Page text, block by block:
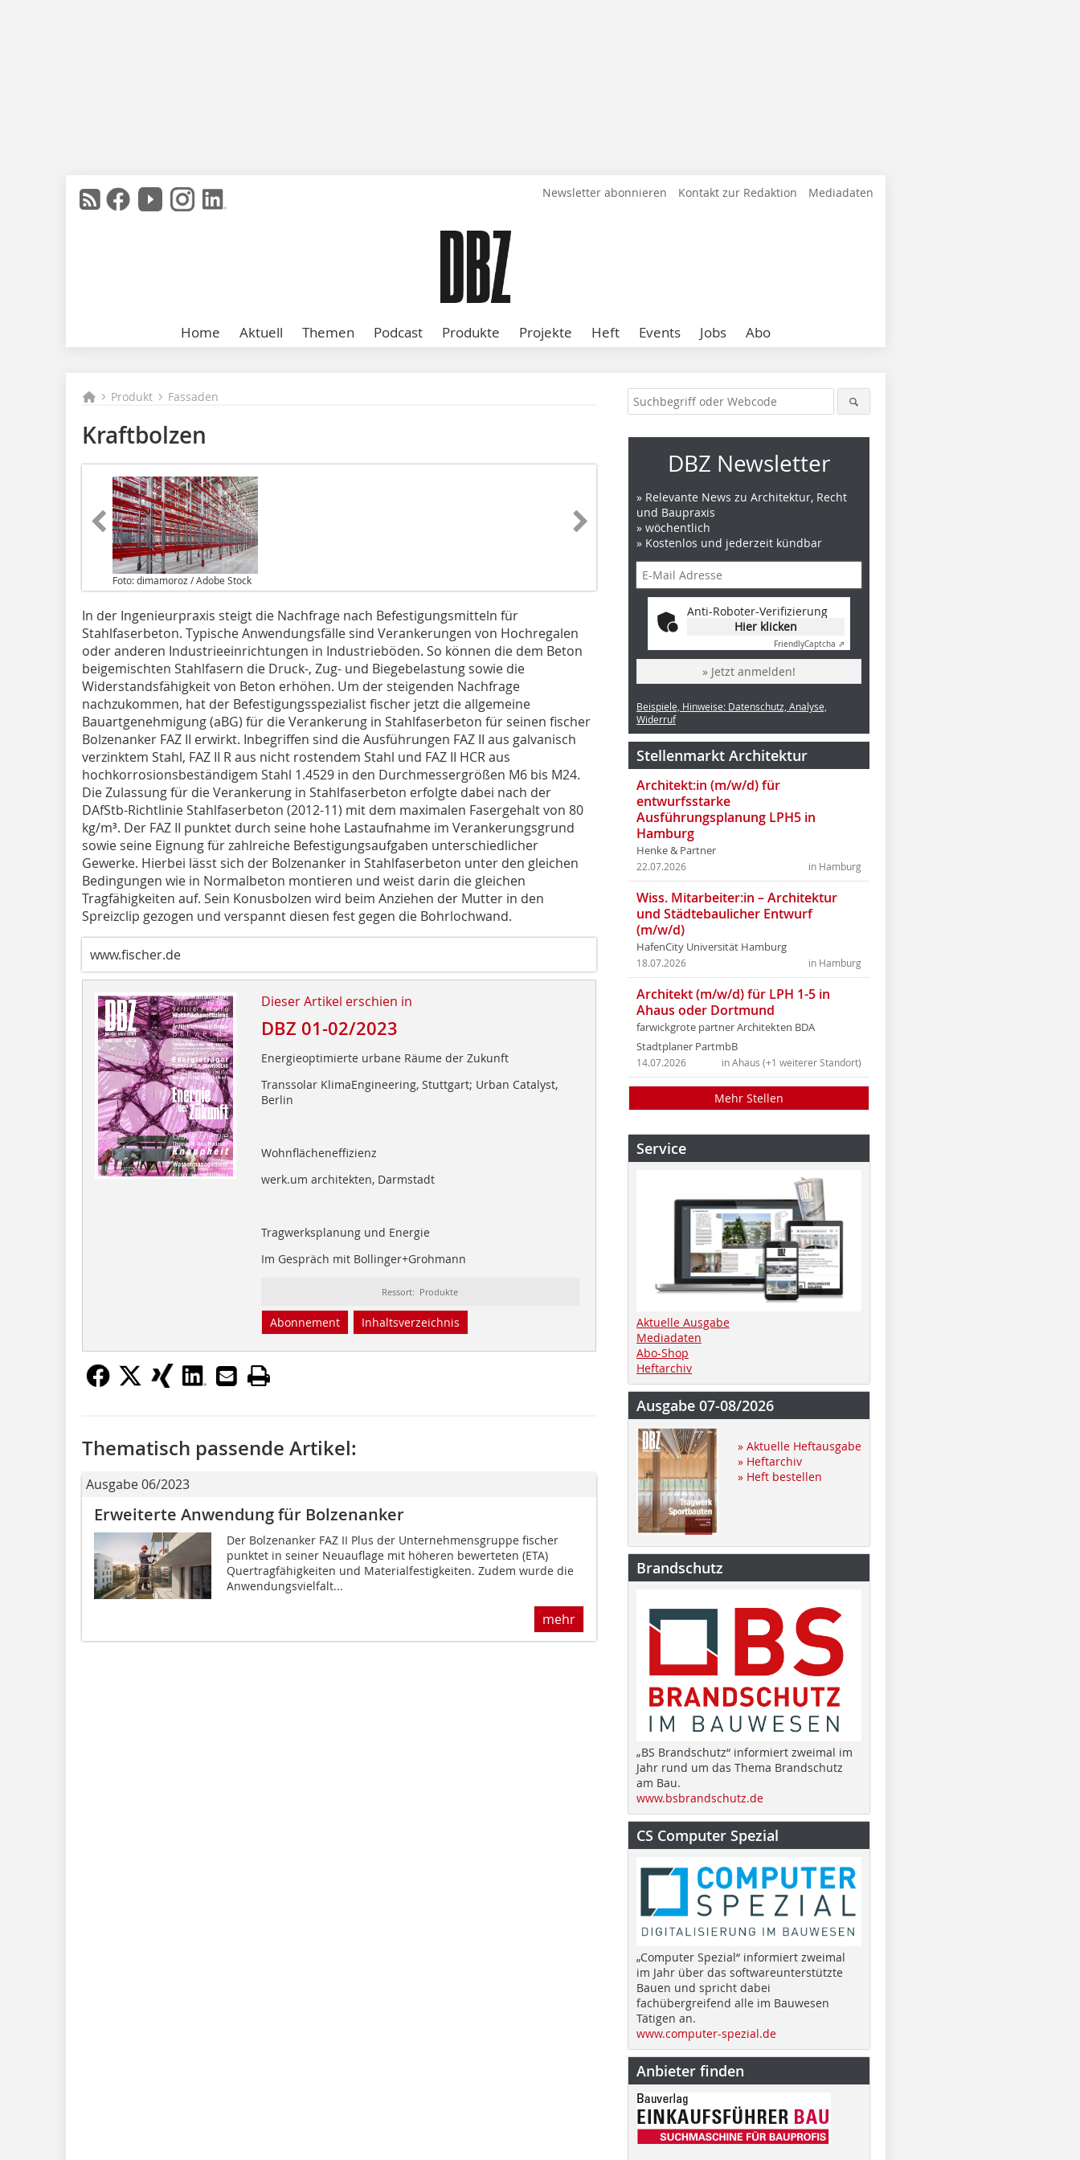
Newsletter abonnieren Kontakt zur Redaktion Mediadaten
Home Aktuell Themen Podcast Produkte Projekte Heft Events Jobs Abo
Produkt Fassaden
Kraftbolzen
Foto: dimamoroz / Adobe Stock
In der Ingenieurpraxis steigt die Nachfrage nach Befestigungsmitteln für
Stahlfaserbeton. Typische Anwendungsfälle sind Verankerungen von Hochregalen
oder anderen Industrieeinrichtungen in Industrieböden. So können die dem Beton
beigemischten Stahlfasern die Druck-, Zug- und Biegebelastung sowie die
Widerstandsfähigkeit von Beton erhöhen. Um der steigenden Nachfrage
nachzukommen, hat der Befestigungsspezialist fischer jetzt die allgemeine
Bauartgenehmigung (aBG) für die Verankerung in Stahlfaserbeton für seinen fischer
Bolzenanker FAZ II erwirkt. Inbegriffen sind die Ausführungen FAZ II aus galvanisch
verzinktem Stahl, FAZ II R aus nicht rostendem Stahl und FAZ II HCR aus
hochkorrosionsbeständigem Stahl 1.4529 in den Durchmessergrößen M6 bis M24.
Die Zulassung für die Verankerung in Stahlfaserbeton erfolgte dabei nach der
DAfStb-Richtlinie Stahlfaserbeton (2012-11) mit dem maximalen Fasergehalt von 80
kg/m³. Der FAZ II punktet durch seine hohe Lastaufnahme im Verankerungsgrund
sowie seine Eignung für zahlreiche Befestigungsaufgaben unterschiedlicher
Gewerke. Hierbei lässt sich der Bolzenanker in Stahlfaserbeton unter den gleichen
Bedingungen wie in Normalbeton montieren und weist darin die gleichen
Tragfähigkeiten auf. Sein Konusbolzen wird beim Anziehen der Mutter in den
Spreizclip gezogen und verspannt diesen fest gegen die Bohrlochwand.
www.fischer.de
Dieser Artikel erschien in
DBZ 01-02/2023
Energieoptimierte urbane Räume der Zukunft
Transsolar KlimaEngineering, Stuttgart; Urban Catalyst,
Berlin
Wohnflächeneffizienz
werk.um architekten, Darmstadt
Tragwerksplanung und Energie
Im Gespräch mit Bollinger+Grohmann
Ressort: Produkte
Abonnement Inhaltsverzeichnis
Thematisch passende Artikel:
Ausgabe 06/2023
Erweiterte Anwendung für Bolzenanker
Der Bolzenanker FAZ II Plus der Unternehmensgruppe fischer
punktet in seiner Neuauflage mit höheren bewerteten (ETA)
Quertragfähigkeiten und Materialfestigkeiten. Zudem wurde die
Anwendungsvielfalt...
mehr
DBZ Newsletter
» Relevante News zu Architektur, Recht
und Baupraxis
» wöchentlich
» Kostenlos und jederzeit kündbar
Anti-Roboter-Verifizierung
Hier klicken
FriendlyCaptcha ⇗
» Jetzt anmelden!
Beispiele, Hinweise: Datenschutz, Analyse,
Widerruf
Stellenmarkt Architektur
Architekt:in (m/w/d) für
entwurfsstarke
Ausführungsplanung LPH5 in
Hamburg
Henke & Partner
in Hamburg
22.07.2026
Wiss. Mitarbeiter:in – Architektur
und Städtebaulicher Entwurf
(m/w/d)
HafenCity Universität Hamburg
in Hamburg
18.07.2026
Architekt (m/w/d) für LPH 1-5 in
Ahaus oder Dortmund
farwickgrote partner Architekten BDA
Stadtplaner PartmbB
in Ahaus (+1 weiterer Standort)
14.07.2026
Mehr Stellen
Service
Aktuelle Ausgabe
Mediadaten
Abo-Shop
Heftarchiv
Ausgabe 07-08/2026
» Aktuelle Heftausgabe
» Heftarchiv
» Heft bestellen
Brandschutz
„BS Brandschutz“ informiert zweimal im
Jahr rund um das Thema Brandschutz
am Bau.
www.bsbrandschutz.de
CS Computer Spezial
„Computer Spezial“ informiert zweimal
im Jahr über das softwareunterstützte
Bauen und spricht dabei
fachübergreifend alle im Bauwesen
Tätigen an.
www.computer-spezial.de
Anbieter finden